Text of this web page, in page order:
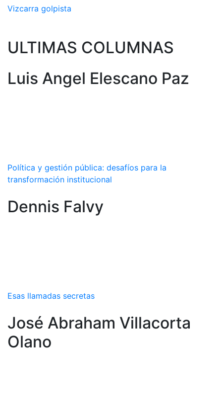
Vizcarra golpista
ULTIMAS COLUMNAS
Luis Angel Elescano Paz
Política y gestión pública: desafíos para la
transformación institucional
Dennis Falvy
Esas llamadas secretas
José Abraham Villacorta
Olano